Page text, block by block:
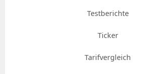
Testberichte
Ticker
Tarifvergleich